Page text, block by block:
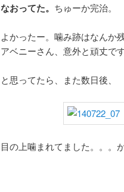
なおってた。 ちゅーか完治。
よかったー。噛み跡はなんか
アベニーさん、意外と頑丈です
と思ってたら、また数日後、
目の上噛まれてました。。。